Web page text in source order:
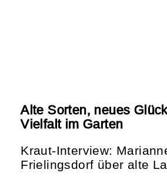
Alte Sorten, neues
Vielfalt im Garten
Kraut-Interview:
Frielingsdorf über alte